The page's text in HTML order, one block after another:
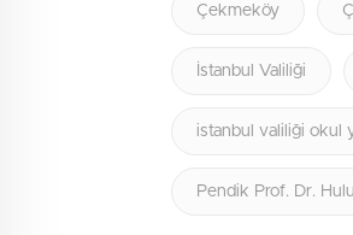
Çekmeköy
İstanbul Valiliği
istanbul valiliği okul
Pendik Prof. Dr.